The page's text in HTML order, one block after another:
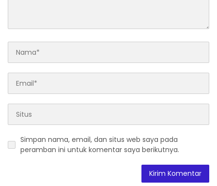
Simpan nama, email, dan situs web saya pada
peramban ini untuk komentar saya berikutnya.